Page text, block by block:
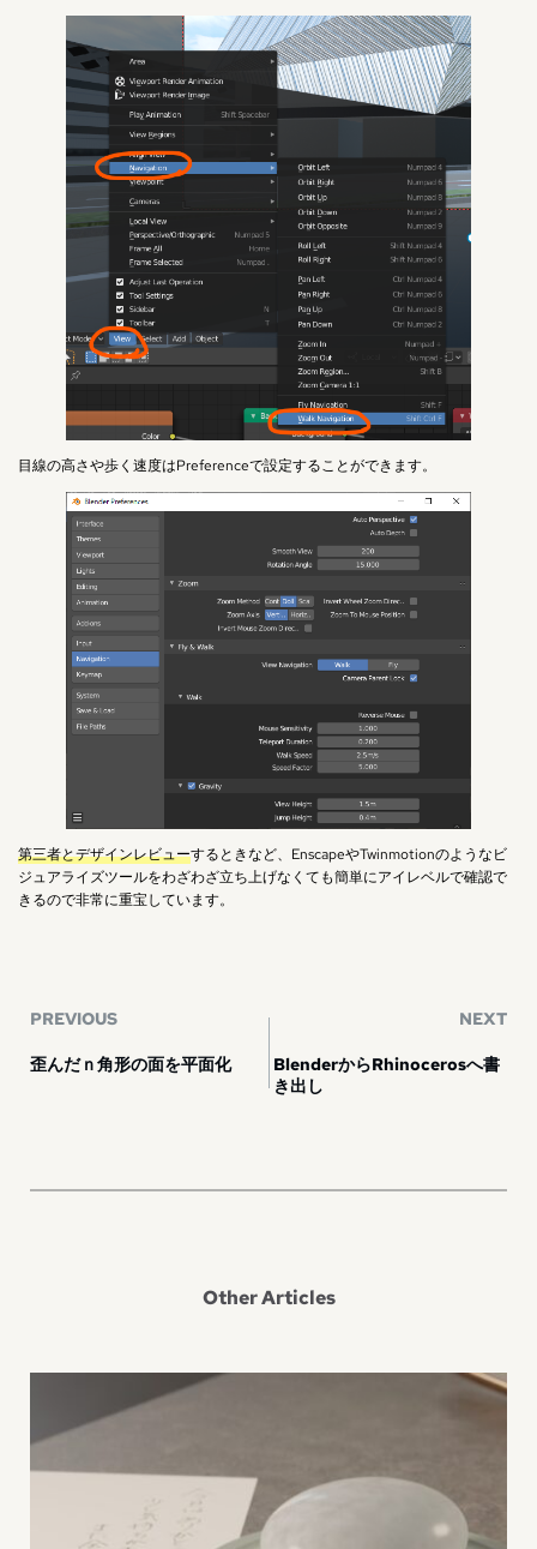
目線の高さや歩く速度はPreferenceで設定することができます。
第三者とデザインレビューするときなど、EnscapeやTwinmotionのようなビ
ジュアライズツールをわざわざ立ち上げなくても簡単にアイレベルで確認で
きるので非常に重宝しています。
PREVIOUS NEXT
歪んだｎ角形の面を平面化
BlenderからRhinocerosへ書
き出し
Other Articles